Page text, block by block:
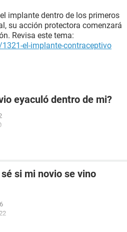
implante dentro de los primeros
su acción protectora comenzará
Revisa este tema:
el-implante-contraceptivo
eyaculó dentro de mi?
si mi novio se vino